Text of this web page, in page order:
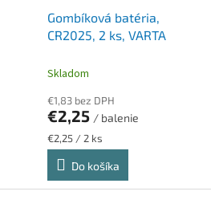
Gombíková batéria,
CR2025, 2 ks, VARTA
Skladom
€1,83 bez DPH
€2,25 / balenie
Jednotková
cena:
€2,25 / 2 ks
Do košíka